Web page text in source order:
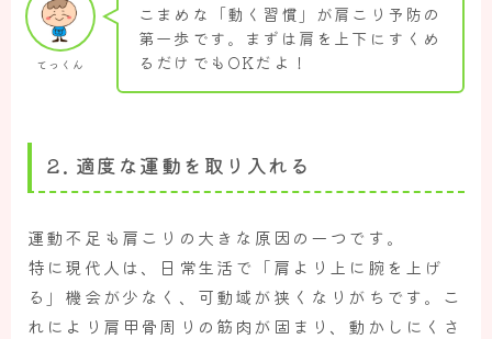
てっくん
こまめな「動く習慣」が肩こり予防の
第一歩です。まずは肩を上下にすくめ
るだけでもOKだよ！
2. 適度な運動を取り入れる
運動不足も肩こりの大きな原因の一つです。
特に現代人は、日常生活で「肩より上に腕を上げ
る」機会が少なく、可動域が狭くなりがちです。こ
れにより肩甲骨周りの筋肉が固まり、動かしにくさ